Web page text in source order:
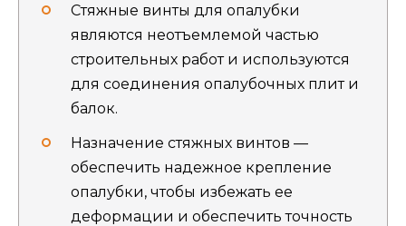
Стяжные винты для опалубки
являются неотъемлемой частью
строительных работ и используются
для соединения опалубочных плит и
балок.
Назначение стяжных винтов —
обеспечить надежное крепление
опалубки, чтобы избежать ее
деформации и обеспечить точность